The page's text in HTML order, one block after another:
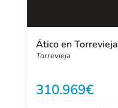
Ático en Torrevieja
Torrevieja
310.969